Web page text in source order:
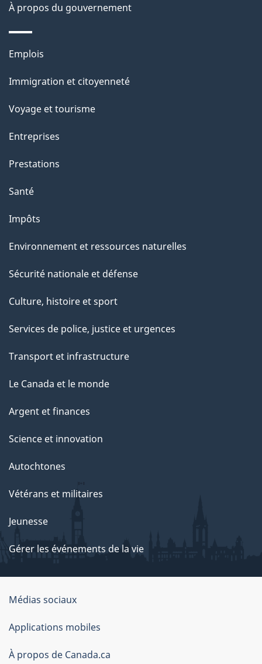
n
s
r
c
t
t
p
a
e
À propos du gouvernement
Thèmes
sujets
Emplois
Immigration et citoyenneté
Voyage et tourisme
Entreprises
Prestations
Santé
Impôts
Environnement et ressources naturelles
Sécurité nationale et défense
Culture, histoire et sport
Services de police, justice et urgences
Transport et infrastructure
Le Canada et le monde
Argent et finances
Science et innovation
Autochtones
Vétérans et militaires
Jeunesse
Gérer les événements de la vie
Organisation
du
gouvernement
du
Médias sociaux
Applications mobiles
À propos de Canada.ca